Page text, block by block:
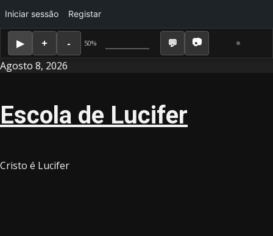
50%
Iniciar sessão Registar
Skip
Agosto 8, 2026
Escola de Lucifer
Cristo é Lucifer